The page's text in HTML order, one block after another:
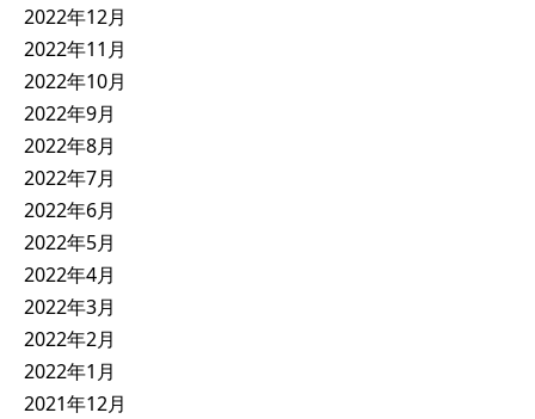
2022年12月
2022年11月
2022年10月
2022年9月
2022年8月
2022年7月
2022年6月
2022年5月
2022年4月
2022年3月
2022年2月
2022年1月
2021年12月